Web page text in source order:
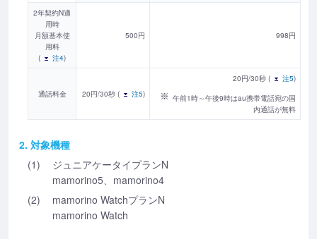
2年契約N適
用時
月額基本使
用料
(
注4)
500円 998円
通話料金 20円/30秒 ( 注5)
20円/30秒 ( 注5)
午前1時～午後9時はau携帯電話宛の国
内通話が無料
2. 対象機種
(1)
ジュニアケータイプランN
mamorino5、mamorino4
(2)
mamorino WatchプランN
mamorino Watch